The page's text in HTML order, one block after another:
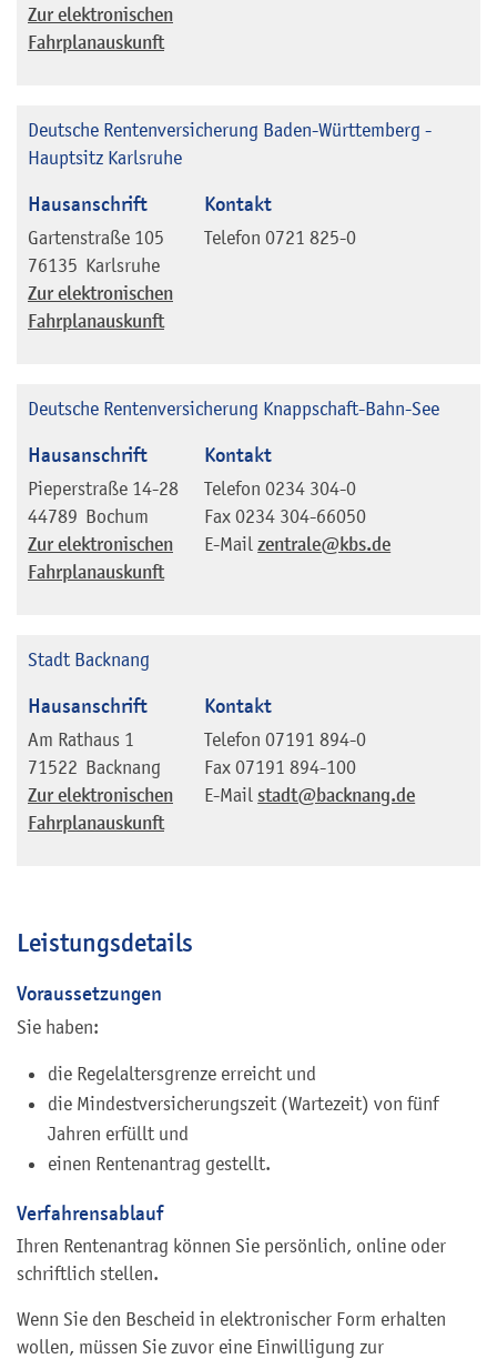
Zur elektronischen
Fahrplanauskunft
Deutsche Rentenversicherung Baden-Württemberg -
Hauptsitz Karlsruhe
Hausanschrift
Gartenstraße 105
76135 Karlsruhe
Zur elektronischen
Fahrplanauskunft
Kontakt
Telefon 0721 825-0
Deutsche Rentenversicherung Knappschaft-Bahn-See
Hausanschrift
Pieperstraße 14-28
44789 Bochum
Zur elektronischen
Fahrplanauskunft
Kontakt
Telefon 0234 304-0
Fax 0234 304-66050
E-Mail zentrale@kbs.de
Stadt Backnang
Hausanschrift
Am Rathaus 1
71522 Backnang
Zur elektronischen
Fahrplanauskunft
Kontakt
Telefon 07191 894-0
Fax 07191 894-100
E-Mail stadt@backnang.de
Leistungsdetails
Voraussetzungen
Sie haben:
die Regelaltersgrenze erreicht und
die Mindestversicherungszeit (Wartezeit) von fünf
Jahren erfüllt und
einen Rentenantrag gestellt.
Verfahrensablauf
Ihren Rentenantrag können Sie persönlich, online oder
schriftlich stellen.
Wenn Sie den Bescheid in elektronischer Form erhalten
wollen, müssen Sie zuvor eine Einwilligung zur